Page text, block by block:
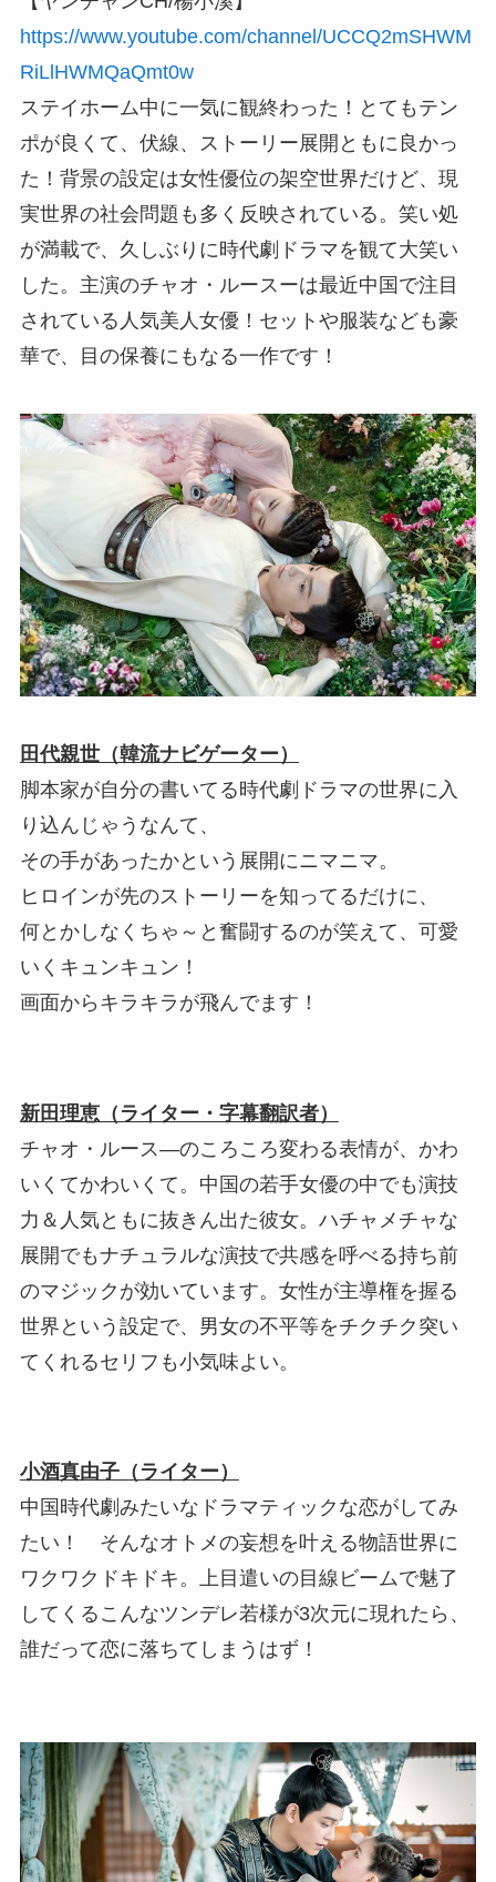
https://www.youtube.com/channel/UCCQ2mSHWM
RiLlHWMQaQmt0w
ステイホーム中に一気に観終わった！とてもテン
ポが良くて、伏線、ストーリー展開ともに良かっ
た！背景の設定は女性優位の架空世界だけど、現
実世界の社会問題も多く反映されている。笑い処
が満載で、久しぶりに時代劇ドラマを観て大笑い
した。主演のチャオ・ルースーは最近中国で注目
されている人気美人女優！セットや服装なども豪
華で、目の保養にもなる一作です！
田代親世（韓流ナビゲーター）
脚本家が自分の書いてる時代劇ドラマの世界に入
り込んじゃうなんて、
その手があったかという展開にニマニマ。
ヒロインが先のストーリーを知ってるだけに、
何とかしなくちゃ～と奮闘するのが笑えて、可愛
いくキュンキュン！
画面からキラキラが飛んでます！
新田理恵（ライター・字幕翻訳者）
チャオ・ルース―のころころ変わる表情が、かわ
いくてかわいくて。中国の若手女優の中でも演技
力＆人気ともに抜きん出た彼女。ハチャメチャな
展開でもナチュラルな演技で共感を呼べる持ち前
のマジックが効いています。女性が主導権を握る
世界という設定で、男女の不平等をチクチク突い
てくれるセリフも小気味よい。
小酒真由子（ライター）
中国時代劇みたいなドラマティックな恋がしてみ
たい！ そんなオトメの妄想を叶える物語世界に
ワクワクドキドキ。上目遣いの目線ビームで魅了
してくるこんなツンデレ若様が3次元に現れたら、
誰だって恋に落ちてしまうはず！